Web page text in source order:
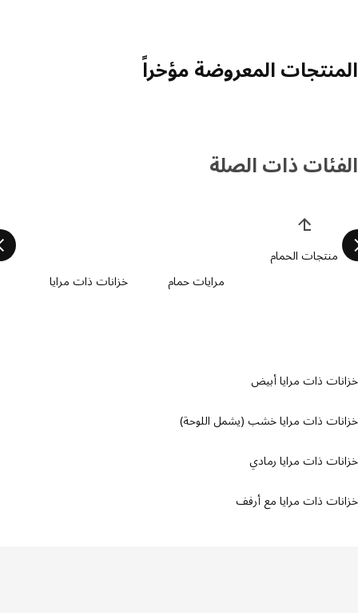
المعروضة مؤخراً
ذات الصلة
منتجات الحمام
مرايات حمام
خزانات ذات مرايا
ذات مرايا أبيض
ذات مرايا خشب (يشمل اللوحة)
ذات مرايا رمادي
ذات مرايا مع أرفف